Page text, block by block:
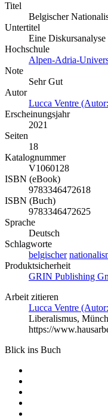
Titel
Belgischer
Untertitel
Eine Diskursanalyse
Hochschule
Alpen-Adria-
Note
Sehr Gut
Autor
Lucca Ventre
Erscheinungsjahr
2021
Seiten
18
Katalognummer
V1060128
ISBN (eBook)
9783346472618
ISBN (Buch)
9783346472625
Sprache
Deutsch
Schlagworte
belgischer
Produktsicherheit
GRIN Publishing
Arbeit zitieren
Lucca Ventre
Liberalismus,
https://
Blick ins Buch